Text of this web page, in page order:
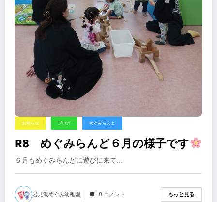
お知らせ ブログ めぐみらんど
R8 めぐみらんど６月の様子です
６月もめぐみらんどに遊びに来て…
岩見沢めぐみ幼稚園 0 コメント もっと見る